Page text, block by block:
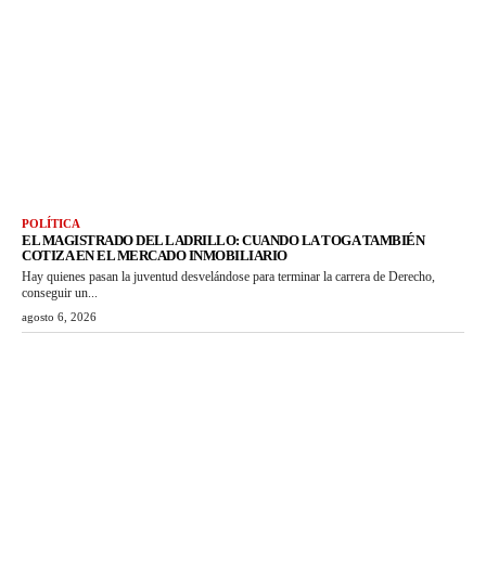
POLÍTICA
EL MAGISTRADO DEL LADRILLO: CUANDO LA TOGA TAMBIÉN
COTIZA EN EL MERCADO INMOBILIARIO
Hay quienes pasan la juventud desvelándose para terminar la carrera de Derecho,
conseguir un...
agosto 6, 2026